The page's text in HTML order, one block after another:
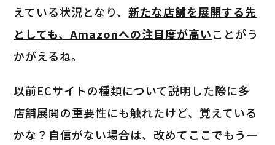
えている状況となり、新たな店舗を展開する先
としても、Amazonへの注目度が高いことがう
かがえるね。
以前ECサイトの種類について説明した際に多
店舗展開の重要性にも触れたけど、覚えている
かな？自信がない場合は、改めてここでもう一